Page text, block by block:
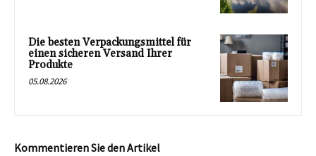
Die besten Verpackungsmittel für
einen sicheren Versand Ihrer
Produkte
05.08.2026
Kommentieren Sie den Artikel